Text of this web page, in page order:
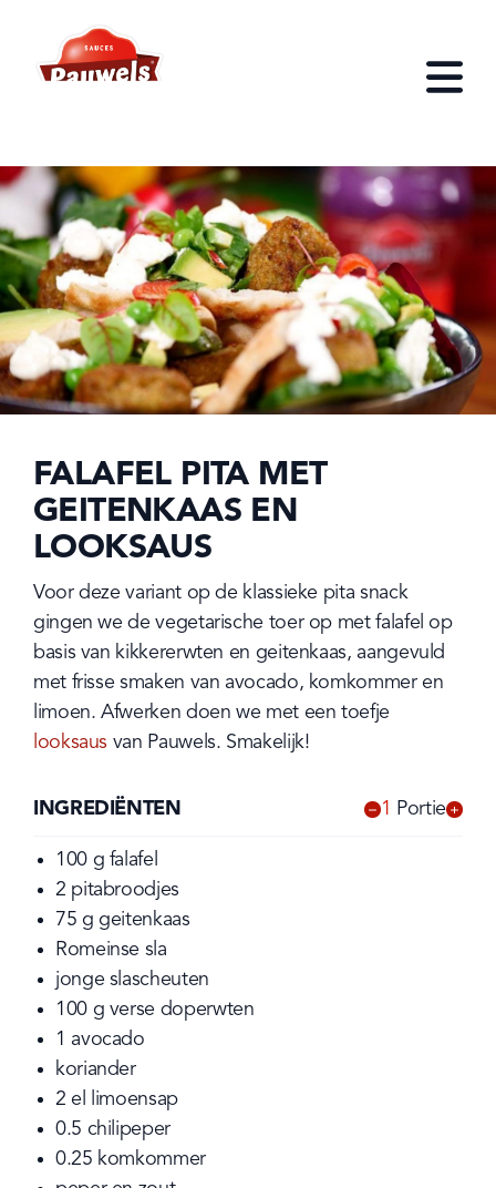
FALAFEL PITA MET
GEITENKAAS EN
LOOKSAUS
Voor deze variant op de klassieke pita snack
gingen we de vegetarische toer op met falafel op
basis van kikkererwten en geitenkaas, aangevuld
met frisse smaken van avocado, komkommer en
limoen. Afwerken doen we met een toefje
looksaus van Pauwels. Smakelijk!
INGREDIËNTEN - 1 Portie +
100 g falafel
2 pitabroodjes
75 g geitenkaas
Romeinse sla
jonge slascheuten
100 g verse doperwten
1 avocado
koriander
2 el
limoensap
0.5 chilipeper
0.25 komkommer